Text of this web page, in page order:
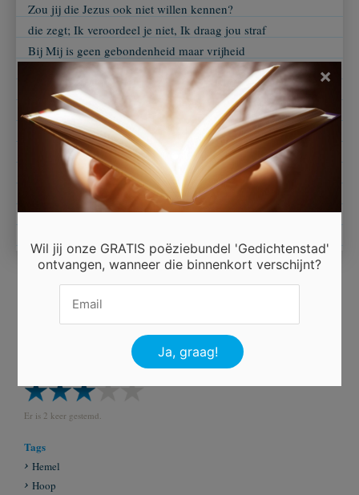
Zou jij die Jezus ook niet willen kennen?
die zegt; Ik veroordeel je niet, Ik draag jou straf
Bij Mij is geen gebondenheid maar vrijheid
daarvoor is; waarom Ik mijn leven gaf.
Er is vrede bij Mij en Hoop voor de toekomst
kom ga mee en wandel in het licht.
Er is hoop, je hoeft niet meer te twijfelen
er is hoop als jij je ogen op Jezus richt.
Door Jezus sterven aan aan het kruis
mag je weten eens kom ik Thuis.
Er is 2 keer gestemd.
Tags
Hemel
Hoop
Wil jij onze GRATIS poëziebundel 'Gedichtenstad'
ontvangen, wanneer die binnenkort verschijnt?
×